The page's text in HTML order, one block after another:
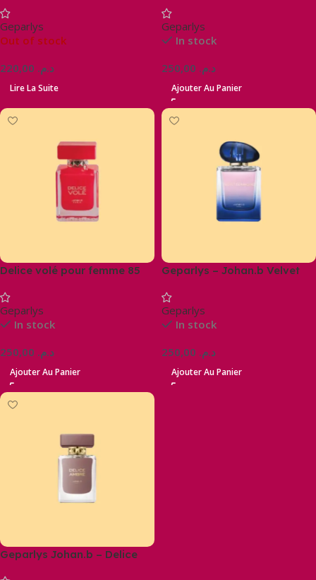
Geparlys
Out of stock
د.م.
Lire La Suite
Geparlys
In stock
د.م.
Ajouter Au Panier
Delice volé pour femme 85
Geparlys
In stock
د.م.
Ajouter Au Panier
Geparlys – Johan.b Velvet
Geparlys
In stock
د.م.
Ajouter Au Panier
Geparlys Johan.b – Delice